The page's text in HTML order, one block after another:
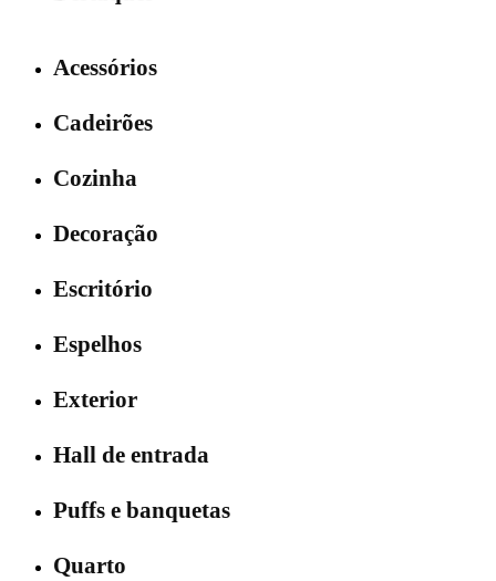
Acessórios
Cadeirões
Cozinha
Decoração
Escritório
Espelhos
Exterior
Hall de entrada
Puffs e banquetas
Quarto